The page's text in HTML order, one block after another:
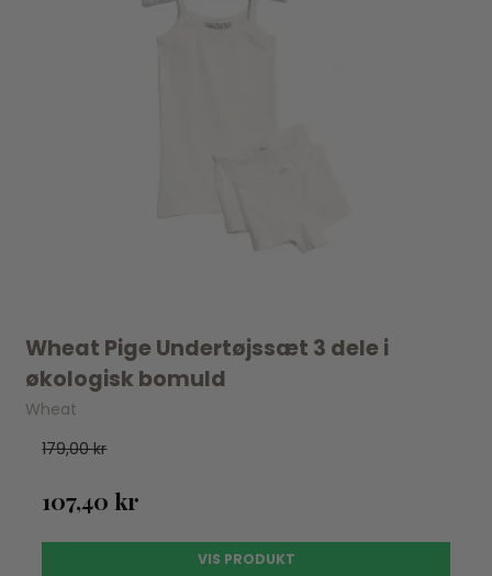
Wheat Pige Undertøjssæt 3 dele i
økologisk bomuld
Wheat
179,00 kr
107,40 kr
VIS PRODUKT